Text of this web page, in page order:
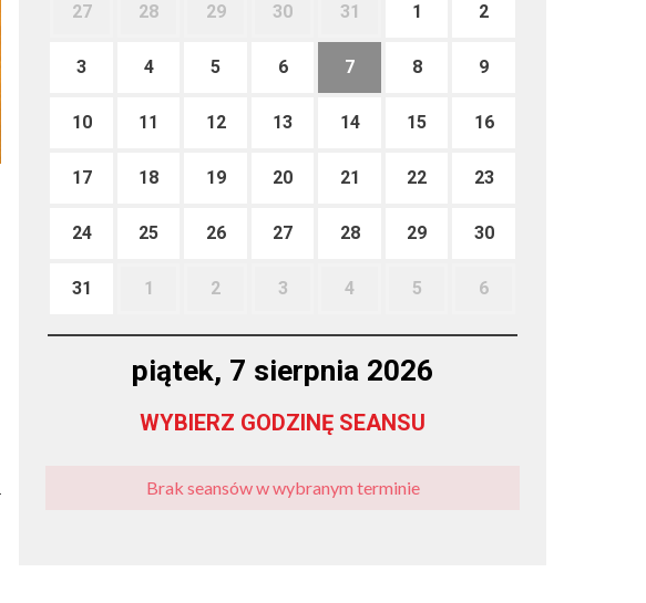
27 28 29 30 31 1 2
3 4 5 6 7 8 9
10 11 12 13 14 15 16
17 18 19 20 21 22 23
24 25 26 27 28 29 30
31 1 2 3 4 5 6
piątek, 7 sierpnia 2026
WYBIERZ GODZINĘ SEANSU
Brak seansów w wybranym terminie